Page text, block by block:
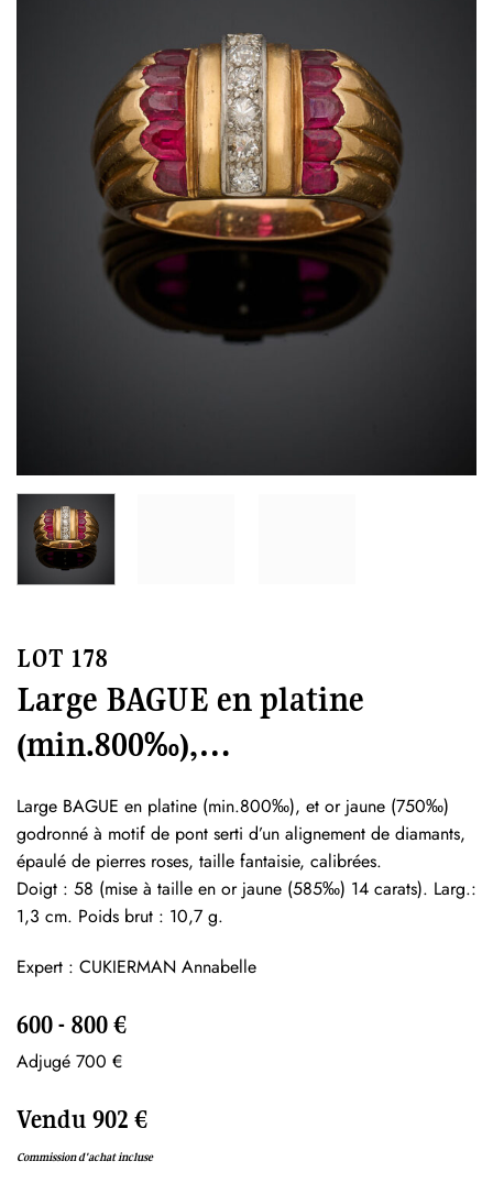
LOT 178
Large BAGUE en platine
(min.800‰),…
Large BAGUE en platine (min.800‰), et or jaune (750‰)
godronné à motif de pont serti d’un alignement de diamants,
épaulé de pierres roses, taille fantaisie, calibrées.
Doigt : 58 (mise à taille en or jaune (585‰) 14 carats). Larg.:
1,3 cm. Poids brut : 10,7 g.
Expert : CUKIERMAN Annabelle
600 - 800 €
Adjugé 700 €
Vendu 902 €
Commission d'achat incluse